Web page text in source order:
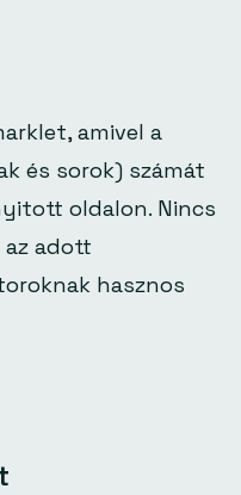
amivel a
és sorok) számát
oldalon. Nincs
adott
hasznos